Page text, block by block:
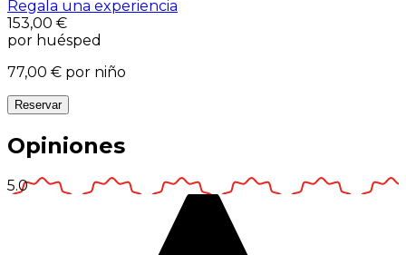
Regala una experiencia
153,00 €
por huésped
77,00 € por niño
Reservar
Opiniones
5.0